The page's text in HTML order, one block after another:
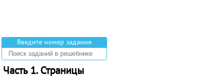
Введите номер задания
Часть 1. Страницы